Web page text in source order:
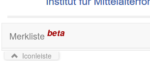
Merkliste beta
Iconleiste